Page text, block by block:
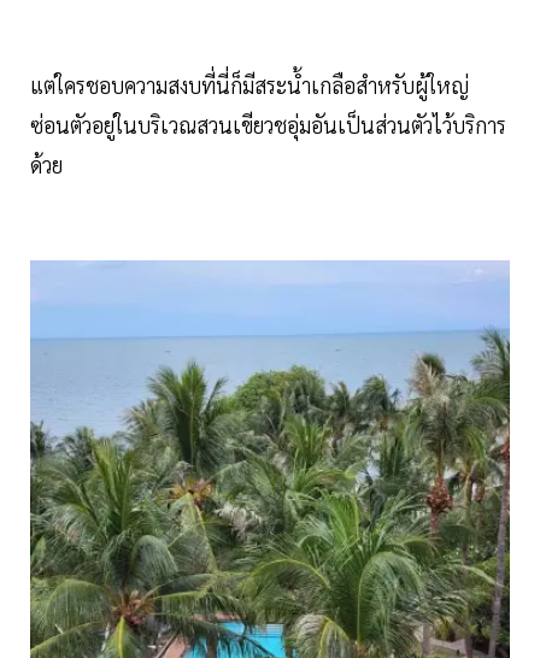
แต่ใครชอบความสงบที่นี่ก็มีสระน้ำเกลือสำหรับผู้ใหญ่
ซ่อนตัวอยู่ในบริเวณสวนเขียวชอุ่มอันเป็นส่วนตัวไว้บริการ
ด้วย